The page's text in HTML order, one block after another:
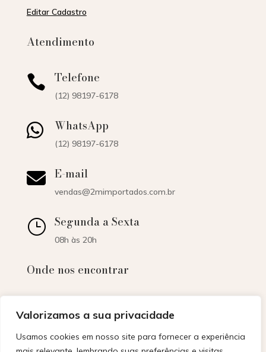
Valorizamos a sua privacidade
Usamos cookies em nosso site para fornecer a experiência
Editar Cadastro
Atendimento
 Telefone
(12) 98197-6178
 WhatsApp
(12) 98197-6178
 E-mail
vendas@2mimportados.com.br
} Segunda a Sexta
08h às 20h
Onde nos encontrar